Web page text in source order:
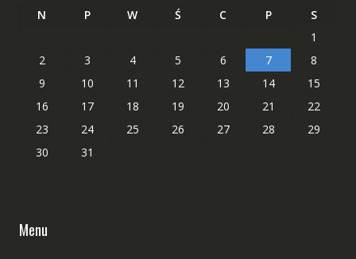
N P W Ś C P
S
1
2
3 4 5 6 7
8
9
10 11 12 13 14
15
16
17 18 19 20 21
22
23
24 25 26 27 28
29
30
31
Menu